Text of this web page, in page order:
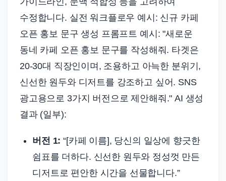
수정합니다. 실전 워크플로우 예시: 신규 카페
오픈 홍보 문구 생성 프롬프트 예시: "새로운
동네 카페 오픈 홍보 문구를 작성해줘. 타겟은
20-30대 직장인이며, 조용하고 아늑한 분위기,
신선한 원두와 디저트를 강조하고 싶어. SNS
광고용으로 3가지 버전으로 제안해줘." AI 생성
결과 (일부):
버전 1: “[카페 이름], 당신의 일상에 향긋한
쉼표를 더하다. 신선한 원두와 정성껏 만든
디저트로 편안한 시간을 선물합니다.”